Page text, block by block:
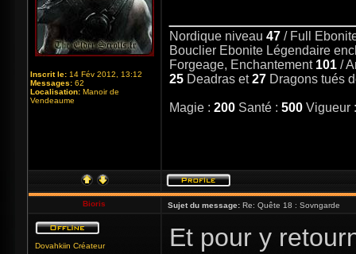
Inscrit le: 14 Fév 2012, 13:12
Messages: 62
Localisation: Manoir de
Vendeaume
Nordique niveau 47 / Full
Bouclier Ebonite Légendaire
Forgeage, Enchantement 101 /
25 Deadras et27 Dragons tués
Magie : 200 Santé : 500 Vigueur
Bioris Sujet du message: Re: Quête 18 : Sovngarde
Dovahkiin Créateur
Et pour y